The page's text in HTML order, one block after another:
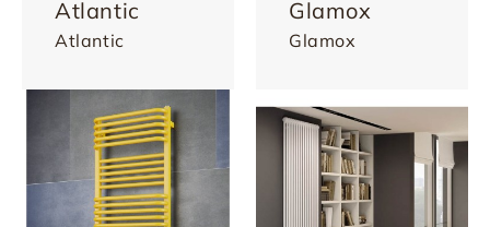
Atlantic
Atlantic
Glamox
Glamox